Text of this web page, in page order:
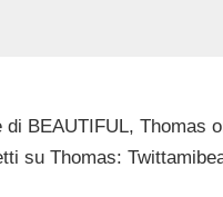
di BEAUTIFUL, Thomas
su Thomas: